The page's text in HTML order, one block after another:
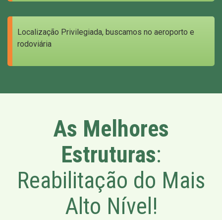
Localização Privilegiada, buscamos no aeroporto e
rodoviária
As Melhores
Estruturas:
Reabilitação do Mais
Alto Nível!